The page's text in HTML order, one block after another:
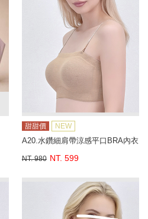
甜甜價 NEW
A20.水鑽細肩帶涼感平口BRA內衣
NT. 980 NT. 599